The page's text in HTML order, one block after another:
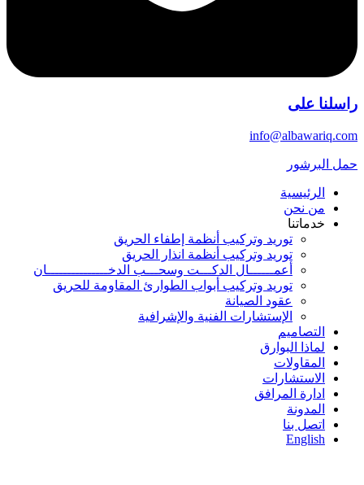
راسلنا على
info@albawariq.com
حمل البرشور
الرئيسية
من نحن
خدماتنا
توريد وتركيب أنظمة إطفاء الحريق
توريد وتركيب أنظمة انذار الحريق
أعمــــــال الدكـــت وسحـــب الدخـــــــــــــــان
توريد وتركيب أبواب الطوارئ المقاومة للحريق
عقود الصيانة
الإستشارات الفنية والإشرافية
التصاميم
لماذا البوارق
المقاولات
الاستشارات
ادارة المرافق
المدونة
اتصل بنا
English